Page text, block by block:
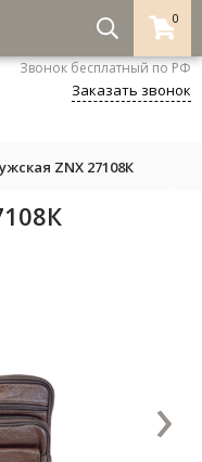
0
8-800-333-5530
Звонок бесплатный по РФ
Заказать звонок
ZNX 27108К
›